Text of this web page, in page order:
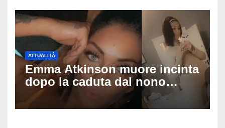
ATTUALITÀ
Emma Atkinson muore incinta
dopo la caduta dal nono
piano: la figlia nasce 30
minuti dopo e sta bene